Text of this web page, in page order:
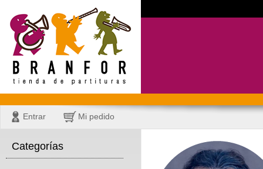
Entrar Mi pedido
Categorías